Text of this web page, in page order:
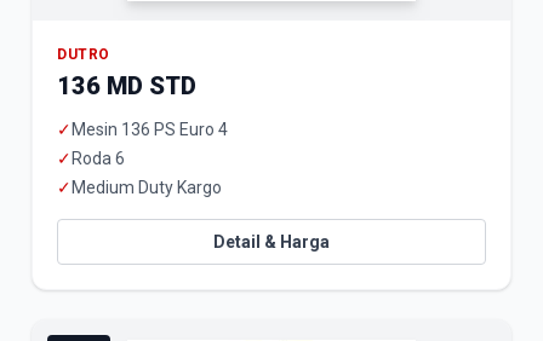
DUTRO
136 MD STD
✓ Mesin 136 PS Euro 4
✓ Roda 6
✓ Medium Duty Kargo
Detail & Harga